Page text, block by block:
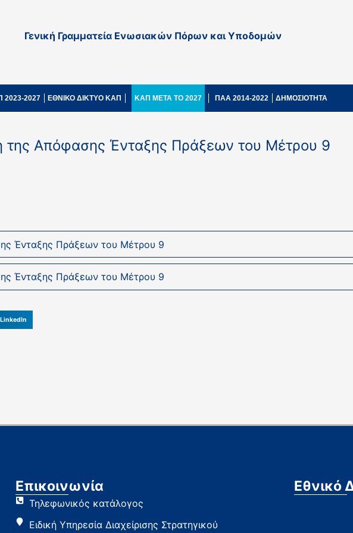
Γενική Γραμματεία Ενωσιακών Πόρων και Υποδομών
2023-2027 ΕΘΝΙΚΟ ΔΙΚΤΥΟ ΚΑΠ ΚΑΠ ΜΕΤΑ ΤΟ 2027 ΠΑΑ 2014-2022 ΔΗΜΟΣΙΟΤΗΤΑ
της Απόφασης Ένταξης Πράξεων του Μέτρου 9
Ένταξης Πράξεων του Μέτρου 9
Ένταξης Πράξεων του Μέτρου 9
LinkedIn
Επικοινωνία
Τηλεφωνικός κατάλογος
Ειδική Υπηρεσία Διαχείρισης Στρατηγικού
Εθνικό